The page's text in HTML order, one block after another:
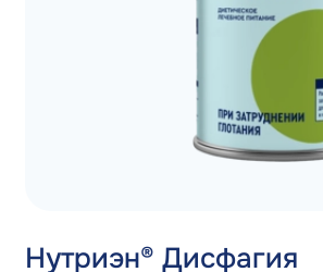
Нутриэн® Дисфагия